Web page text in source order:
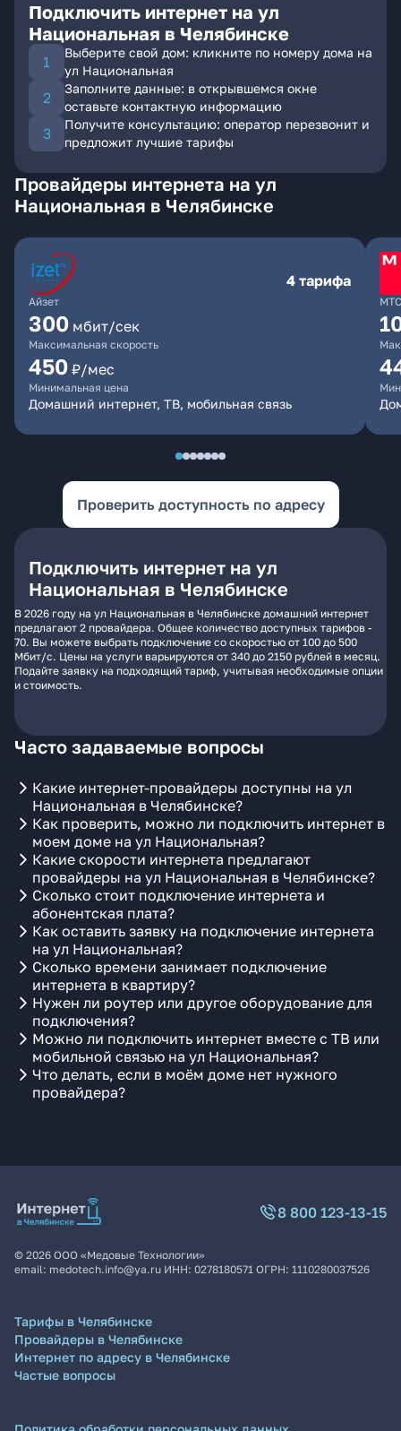
Подключить интернет на ул
Национальная в Челябинске
Выберите свой дом: кликните по номеру дома на
ул Национальная
Заполните данные: в открывшемся окне
оставьте контактную информацию
Получите консультацию: оператор перезвонит и
предложит лучшие тарифы
Провайдеры интернета на ул
Национальная в Челябинске
Айзет
4 тарифа
300 мбит/сек
Максимальная скорость
450 ₽/мес
Минимальная цена
Домашний интернет, ТВ, мобильная связь
МТС
Проверить доступность по адресу
Подключить интернет на ул
Национальная в Челябинске
В 2026 году на ул Национальная в Челябинске домашний интернет
предлагают 2 провайдера. Общее количество доступных тарифов -
70. Вы можете выбрать подключение со скоростью от 100 до 500
Мбит/с. Цены на услуги варьируются от 340 до 2150 рублей в месяц.
Подайте заявку на подходящий тариф, учитывая необходимые опции
и стоимость.
Часто задаваемые вопросы
Какие интернет-провайдеры доступны на ул
Национальная в Челябинске?
Как проверить, можно ли подключить интернет в
моем доме на ул Национальная?
Какие скорости интернета предлагают
провайдеры на ул Национальная в Челябинске?
Сколько стоит подключение интернета и
абонентская плата?
Как оставить заявку на подключение интернета
на ул Национальная?
Сколько времени занимает подключение
интернета в квартиру?
Нужен ли роутер или другое оборудование для
подключения?
Можно ли подключить интернет вместе с ТВ или
мобильной связью на ул Национальная?
Что делать, если в моём доме нет нужного
провайдера?
8 800 123-13-15
© 2026 ООО «Медовые Технологии»
email: medotech.info@ya.ru ИНН: 0278180571 ОГРН: 1110280037526
Тарифы в Челябинске
Провайдеры в Челябинске
Интернет по адресу в Челябинске
Частые вопросы